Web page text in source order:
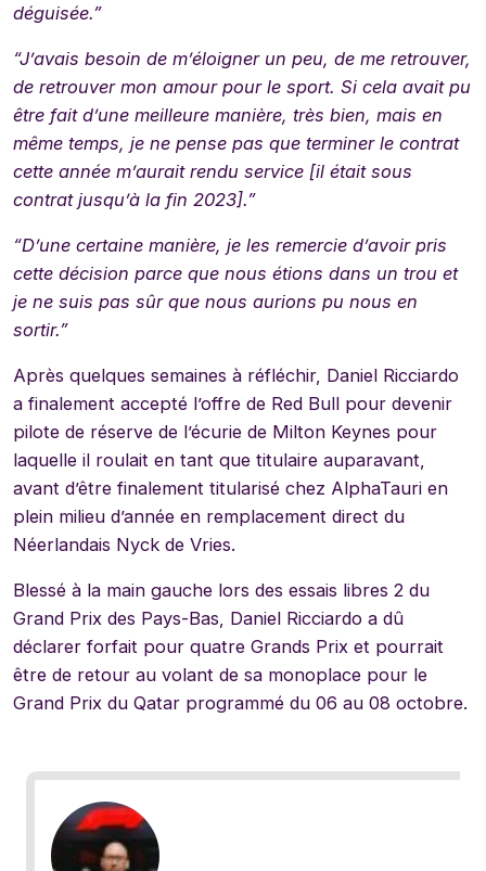
déguisée.”
“J’avais besoin de m’éloigner un peu, de me retrouver,
de retrouver mon amour pour le sport. Si cela avait pu
être fait d’une meilleure manière, très bien, mais en
même temps, je ne pense pas que terminer le contrat
cette année m’aurait rendu service [il était sous
contrat jusqu’à la fin 2023].”
“D’une certaine manière, je les remercie d’avoir pris
cette décision parce que nous étions dans un trou et
je ne suis pas sûr que nous aurions pu nous en
sortir.”
Après quelques semaines à réfléchir, Daniel Ricciardo
a finalement accepté l’offre de Red Bull pour devenir
pilote de réserve de l’écurie de Milton Keynes pour
laquelle il roulait en tant que titulaire auparavant,
avant d’être finalement titularisé chez AlphaTauri en
plein milieu d’année en remplacement direct du
Néerlandais Nyck de Vries.
Blessé à la main gauche lors des essais libres 2 du
Grand Prix des Pays-Bas, Daniel Ricciardo a dû
déclarer forfait pour quatre Grands Prix et pourrait
être de retour au volant de sa monoplace pour le
Grand Prix du Qatar programmé du 06 au 08 octobre.